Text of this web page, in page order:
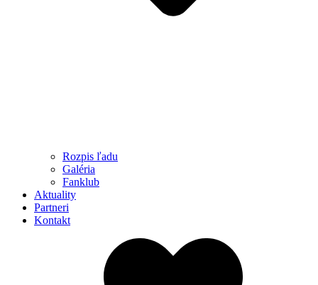
Rozpis ľadu
Galéria
Fanklub
Aktuality
Partneri
Kontakt